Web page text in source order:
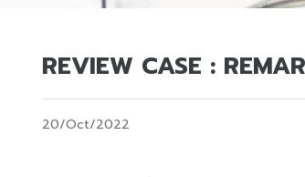
REVIEW CASE :
20/Oct/2022